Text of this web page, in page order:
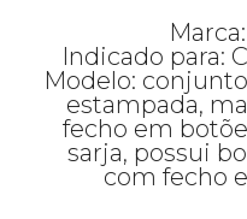
Indicado para:
Modelo:
estampada,
fecho em
sarja, possui
com fecho